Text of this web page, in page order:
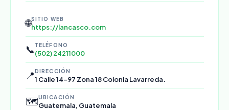
🌐SITIO WEB
https://lancasco.com
📞 TELÉFONO
(502) 24211000
📍DIRECCIÓN
1 Calle 14-97 Zona 18 Colonia Lavarreda.
🗺️UBICACIÓN
Guatemala, Guatemala